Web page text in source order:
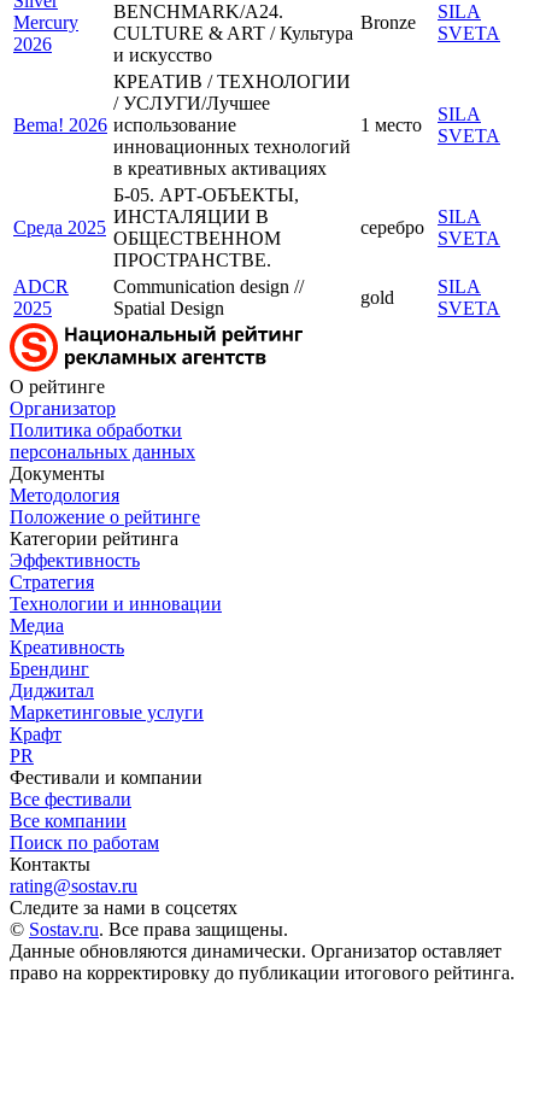
Mercury
2026
BENCHMARK/A24.
CULTURE & ART / Культура
и искусство
Bronze
SILA
SVETA
Bema! 2026
КРЕАТИВ / ТЕХНОЛОГИИ
/ УСЛУГИ/Лучшее
использование
инновационных технологий
в креативных активациях
1 место
SILA
SVETA
Среда 2025
Б-05. АРТ-ОБЪЕКТЫ,
ИНСТАЛЯЦИИ В
ОБЩЕСТВЕННОМ
ПРОСТРАНСТВЕ.
серебро
SILA
SVETA
ADCR
2025
Communication design //
Spatial Design
gold
SILA
SVETA
О рейтинге
Организатор
Политика обработки
персональных данных
Документы
Методология
Положение о рейтинге
Категории рейтинга
Эффективность
Стратегия
Технологии и инновации
Медиа
Креативность
Брендинг
Диджитал
Маркетинговые услуги
Крафт
PR
Фестивали и компании
Все фестивали
Все компании
Поиск по работам
Контакты
rating@sostav.ru
Следите за нами в соцсетях
© Sostav.ru. Все права защищены.
Данные обновляются динамически. Организатор оставляет
право на корректировку до публикации итогового рейтинга.